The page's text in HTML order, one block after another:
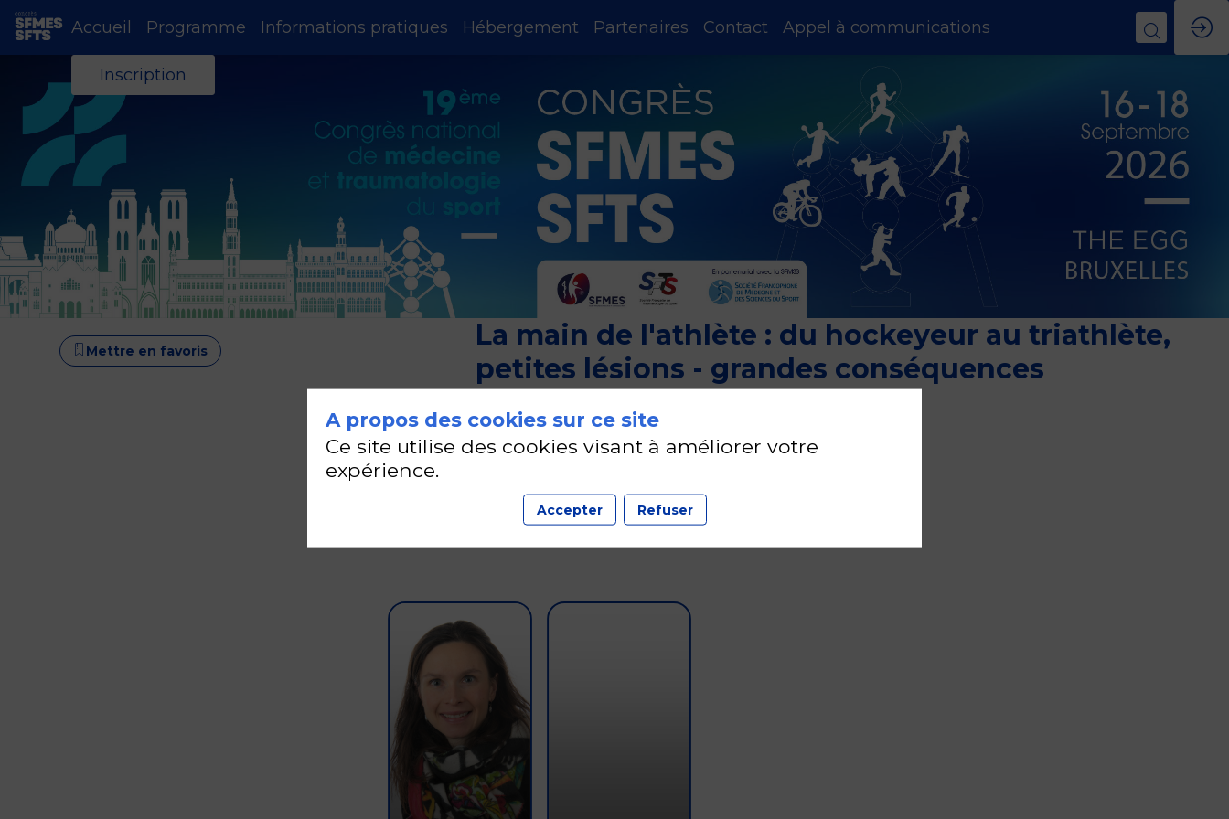
Accueil Programme Informations pratiques Hébergement Partenaires Contact Appel à communications
Inscription
Mettre en favoris
La main de l'athlète : du hockeyeur au triathlète,
petites lésions - grandes conséquences
fonctionnelles
18 sept. 2026—15:45 -16:00
A propos des cookies sur ce site
Ce site utilise des cookies visant à améliorer votre
expérience.
Accepter Refuser